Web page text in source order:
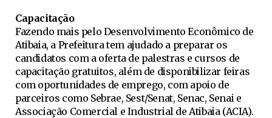
Capacitação
Fazendo mais pelo Desenvolvimento Econômico de
Atibaia, a Prefeitura tem ajudado a preparar os
candidatos com a oferta de palestras e cursos de
capacitação gratuitos, além de disponibilizar feiras
com oportunidades de emprego, com apoio de
parceiros como Sebrae, Sest/Senat, Senac, Senai e
Associação Comercial e Industrial de Atibaia (ACIA).